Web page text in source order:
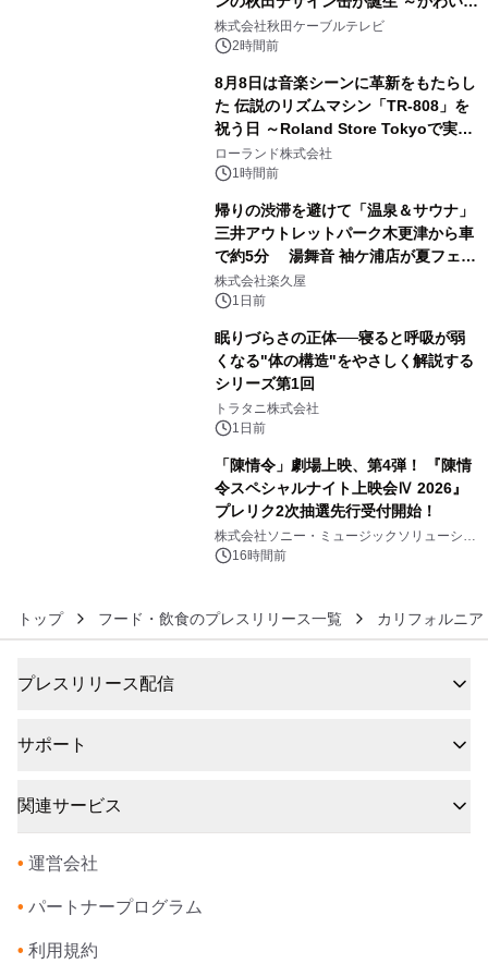
秋田犬の子犬と秋田の四季と名所を巡
るパッケージ～ 9月1日(火)秋田県内で
株式会社秋田ケーブルテレビ
2時間前
8月8日は音楽シーンに革新をもたらし
た 伝説のリズムマシン「TR-808」を
祝う日 ～Roland Store Tokyoで実機
を展示しての 記念キャンペーンを開
催 英国ラジオ「NTS」の 特別プログ
アーティストを フィーチャーしたアニ
メーションを公開～
ローランド株式会社
1時間前
帰りの渋滞を避けて「温泉＆サウナ」
三井アウトレットパーク木更津から車
で約5分 湯舞音 袖ケ浦店が夏フェア
メニューを提供
株式会社楽久屋
1日前
眠りづらさの正体──寝ると呼吸が弱
くなる"体の構造"をやさしく解説する
シリーズ第1回
トラタニ株式会社
1日前
「陳情令」劇場上映、第4弾！ 『陳情
令スペシャルナイト上映会Ⅳ 2026』
プレリク2次抽選先行受付開始！
株式会社ソニー・ミュージックソリューショ
ンズ16時間前
トップ フード・飲食のプレスリリース一覧 カリフォルニ
プレスリリース配信
サポート
関連サービス
• 運営会社
• パートナープログラム
• 利用規約